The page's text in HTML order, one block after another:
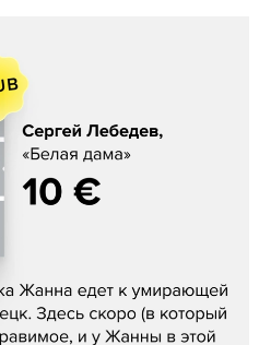
«Белая дама»